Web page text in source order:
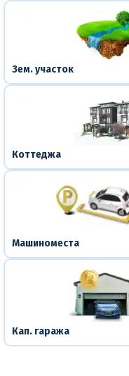
Зем. участок
Коттеджа
Машиноместа
Кап. гаража